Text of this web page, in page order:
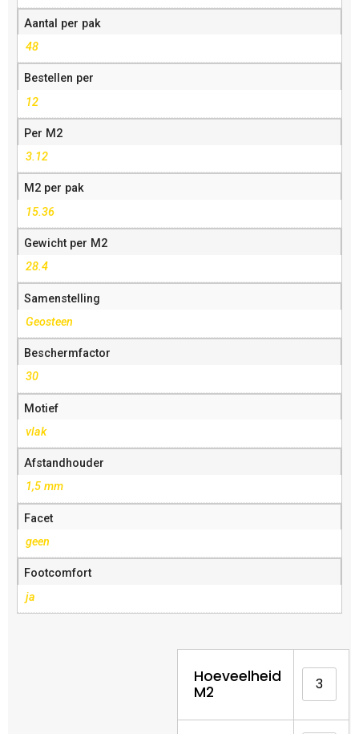
Aantal per pak
48
Bestellen per
12
Per M2
3.12
M2 per pak
15.36
Gewicht per M2
28.4
Samenstelling
Geosteen
Beschermfactor
30
Motief
vlak
Afstandhouder
1,5 mm
Facet
geen
Footcomfort
ja
Hoeveelheid
M2